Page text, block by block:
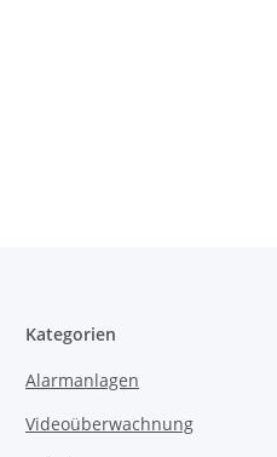
Kategorien
Alarmanlagen
Videoüberwachnung